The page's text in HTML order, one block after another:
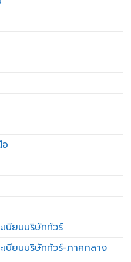
บียนบริษัททัวร์
เบียนบริษัททัวร์-ภาคกลาง